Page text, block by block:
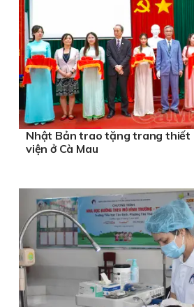
Nhật Bản trao tặng trang thiết
viện ở Cà Mau